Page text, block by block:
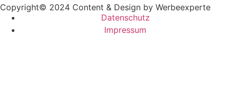
Copyright© 2024 Content & Design by Werbeexperte
Datenschutz
Impressum